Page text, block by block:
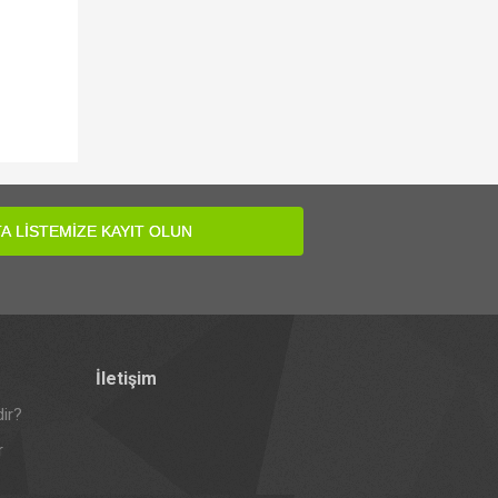
LİSTEMİZE KAYIT OLUN
İletişim